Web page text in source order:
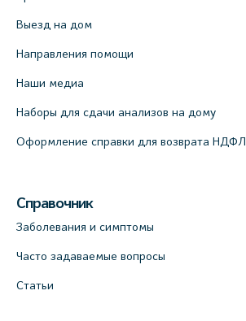
Выезд на дом
Направления помощи
Наши медиа
Наборы для сдачи анализов на дому
Оформление справки для возврата НДФЛ
Справочник
Заболевания и симптомы
Часто задаваемые вопросы
Статьи